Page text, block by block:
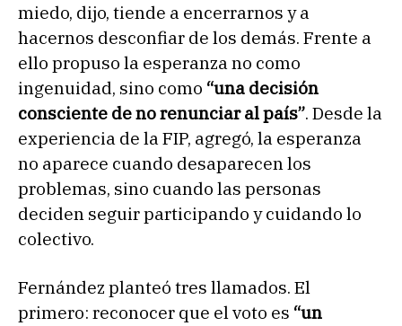
miedo, dijo, tiende a encerrarnos y a
hacernos desconfiar de los demás. Frente a
ello propuso la esperanza no como
ingenuidad, sino como “una decisión
consciente de no renunciar al país”. Desde la
experiencia de la FIP, agregó, la esperanza
no aparece cuando desaparecen los
problemas, sino cuando las personas
deciden seguir participando y cuidando lo
colectivo.
Fernández planteó tres llamados. El
primero: reconocer que el voto es “un